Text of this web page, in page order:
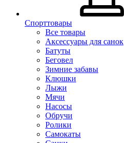
Спорттовары
Все товары
Аксессуары для санок
Батуты
Беговел
Зимние забавы
Клюшки
Лыжи
Мячи
Насосы
Обручи
Ролики
Самокаты